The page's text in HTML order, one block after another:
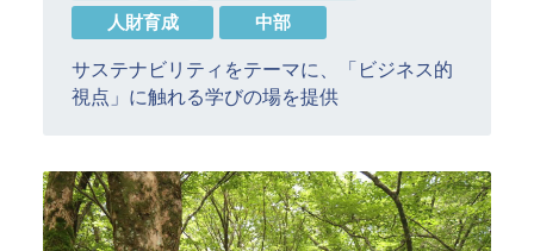
人財育成
中部
サステナビリティをテーマに、「ビジネス的
視点」に触れる学びの場を提供